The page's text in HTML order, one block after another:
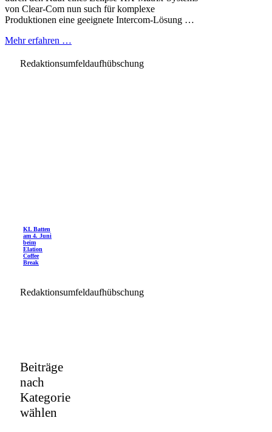
von Clear-Com nun such für komplexe
Produktionen eine geeignete Intercom-Lösung …
Mehr erfahren …
Redaktionsumfeldaufhübschung
KL Batten
am 4. Juni
beim
Elation
Coffee
Break
Redaktionsumfeldaufhübschung
Beiträge
nach
Kategorie
wählen